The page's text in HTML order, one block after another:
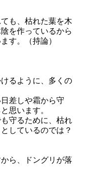
も、枯れた葉を木
を作っているから
す。（持論）
るように、多くの
差しや霜から守
思います。
守るために、枯れ
しているのでは？
ら、ドングリが落